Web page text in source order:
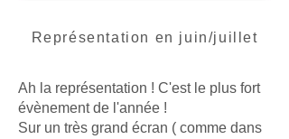
Représentation en juin/juillet
Ah la représentation ! C'est le plus fort
évènement de l'année !
Sur un très grand écran ( comme dans